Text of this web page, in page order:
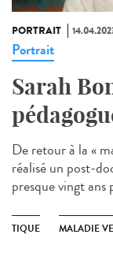
PORTRAIT
Portrait
Sarah
De retour à la «
réalisé un post-
presque vingt ans
TIQUE MALADIE